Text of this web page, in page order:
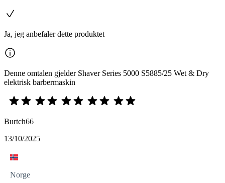
Ja, jeg anbefaler dette produktet
Denne omtalen gjelder Shaver Series 5000 S5885/25 Wet & Dry
elektrisk barbermaskin
Burtch66
13/10/2025
Norge